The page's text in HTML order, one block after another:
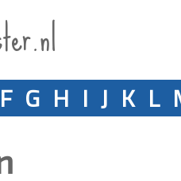
F G H I J K L